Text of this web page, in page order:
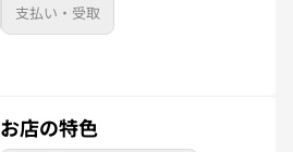
支払い・受取
お店の特色